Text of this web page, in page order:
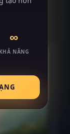
∞
KHẢ NĂNG